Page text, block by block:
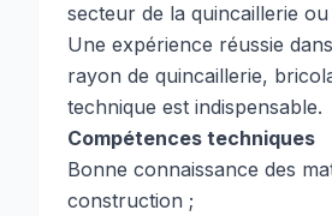
secteur de la quincaillerie ou
Une expérience réussie
rayon de quincaillerie,
technique est indispensable.
Compétences techniques
Bonne connaissance des
construction ;